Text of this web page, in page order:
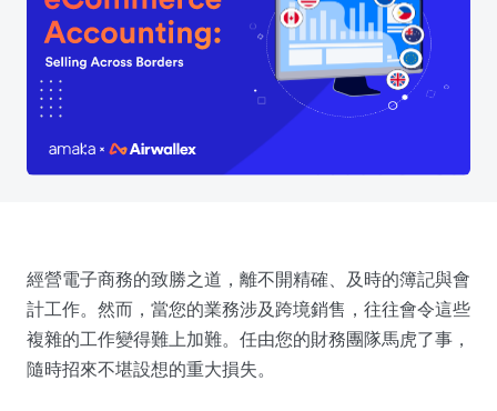
經營電子商務的致勝之道，離不開精確、及時的簿記與會
計工作。然而，當您的業務涉及跨境銷售，往往會令這些
複雜的工作變得難上加難。任由您的財務團隊馬虎了事，
隨時招來不堪設想的重大損失。